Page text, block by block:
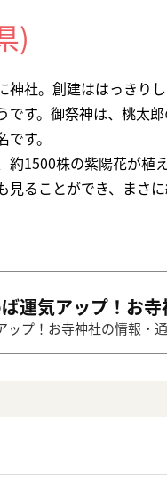
)
神社。創建ははっきり
す。御祭神は、桃太
す。
約1500株の紫陽花が植
ることができ、まさ
運気アップ！お
プ！お寺神社の情報・